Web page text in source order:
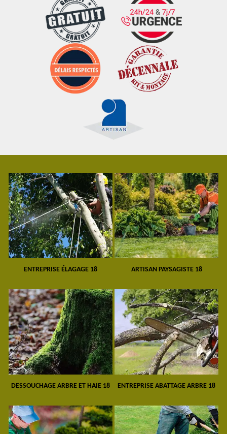
ENTREPRISE ÉLAGAGE 18 ARTISAN PAYSAGISTE 18
DESSOUCHAGE ARBRE ET HAIE 18 ENTREPRISE ABATTAGE ARBRE 18